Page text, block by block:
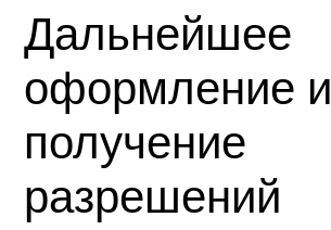
Дальнейшее
оформление и
получение
разрешений